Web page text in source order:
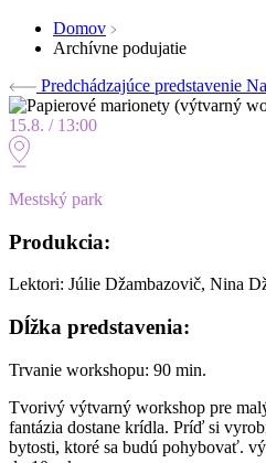
Domov
Archívne podujatie
Predchádzajúce predstavenie
15.8. / 13:00
Mestský park
Produkcia:
Lektori: Júlie Džambazovič, Nina
Dĺžka predstavenia:
Trvanie workshopu: 90 min.
Tvorivý výtvarný workshop pre
fantázia dostane krídla. Príď si
bytosti, ktoré sa budú pohybovať.